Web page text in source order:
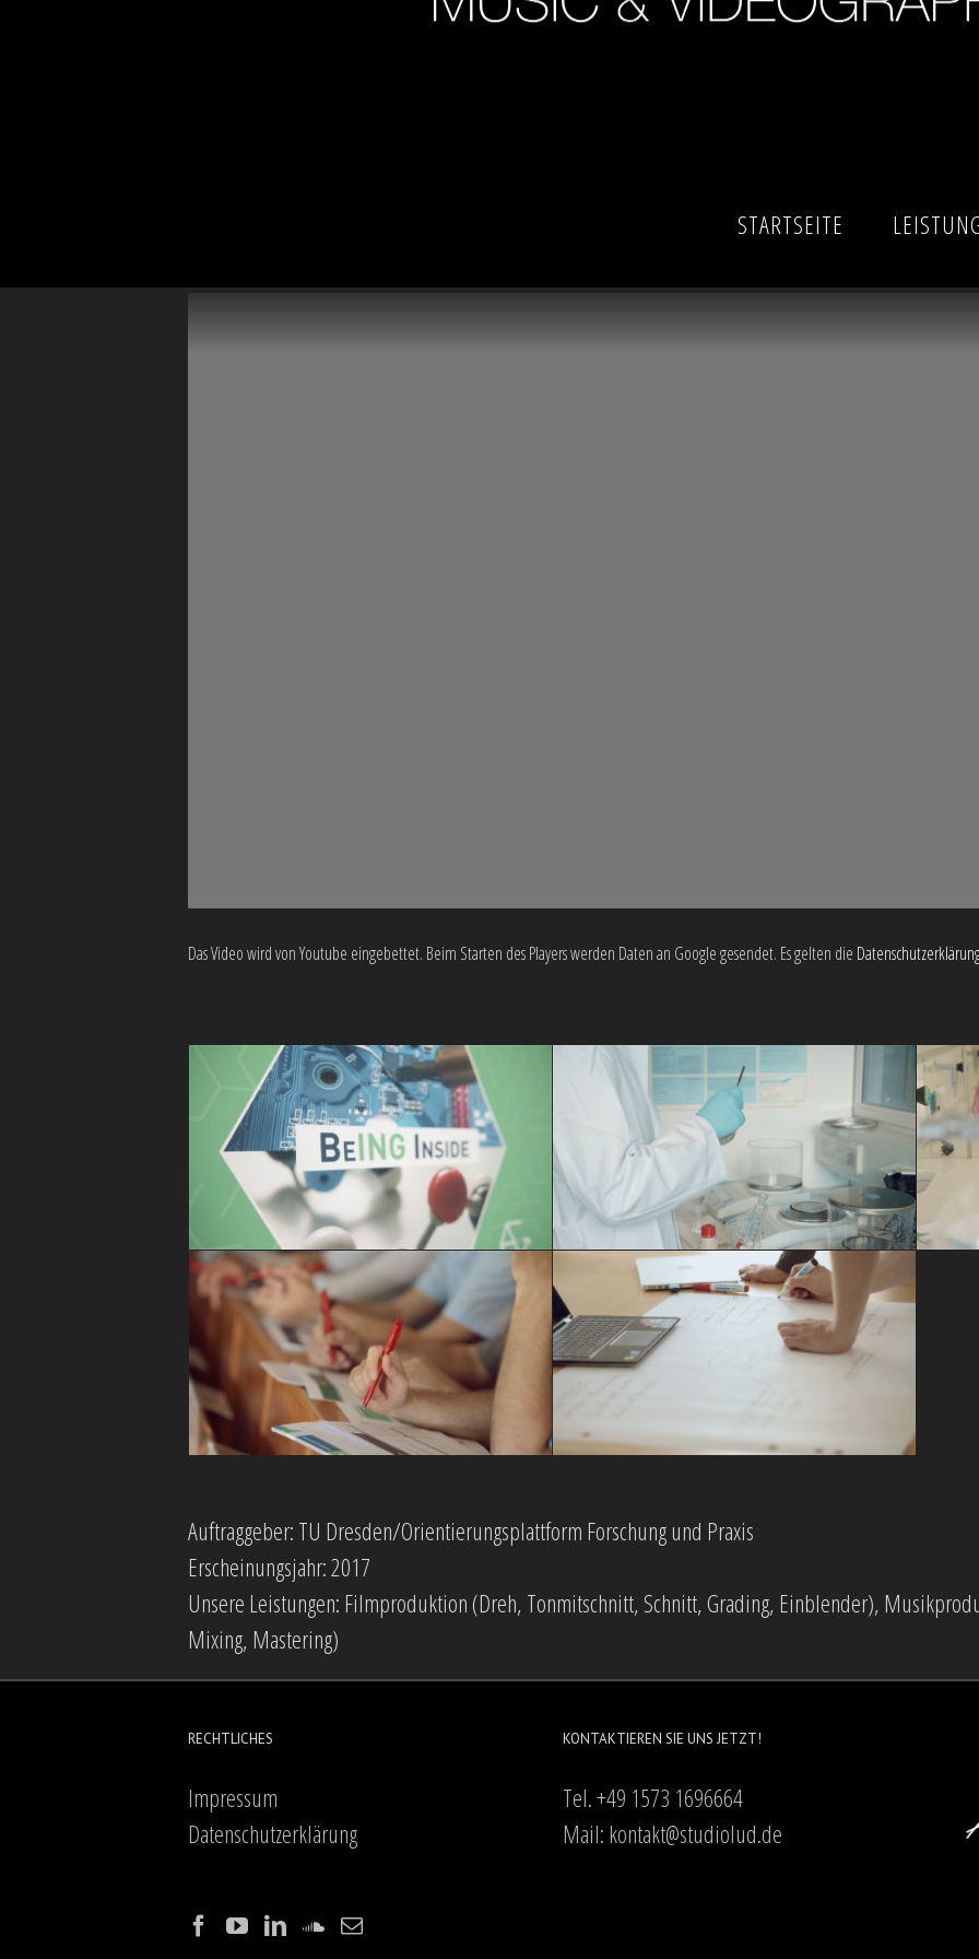
STARTSEITE
Das Video wird von Youtube eingebettet. Beim Starten des Players werden Daten an Google gesendet. Es gelten die
Auftraggeber: TU Dresden/Orientierungsplattform Forschung und Praxis
Erscheinungsjahr: 2017
Unsere Leistungen: Filmproduktion (Dreh, Tonmitschnitt, Schnitt, Grading, Einblender),
Mixing, Mastering)
RECHTLICHES
Impressum
Datenschutzerklärung
KONTAKTIEREN SIE UNS JETZT!
Tel. +49 1573 1696664
Mail: kontakt@studiolud.de